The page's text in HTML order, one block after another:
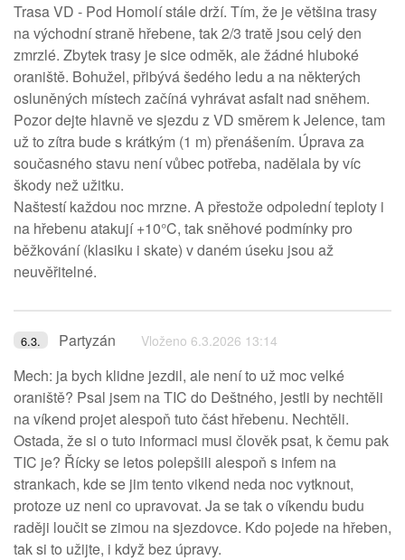
Trasa VD - Pod Homolí stále drží. Tím, že je většina trasy
na východní straně hřebene, tak 2/3 tratě jsou celý den
zmrzlé. Zbytek trasy je sice odměk, ale žádné hluboké
oraniště. Bohužel, přibývá šedého ledu a na některých
osluněných místech začíná vyhrávat asfalt nad sněhem.
Pozor dejte hlavně ve sjezdu z VD směrem k Jelence, tam
už to zítra bude s krátkým (1 m) přenášením. Úprava za
současného stavu není vůbec potřeba, nadělala by víc
škody než užitku.
Naštestí každou noc mrzne. A přestože odpolední teploty i
na hřebenu atakují +10°C, tak sněhové podmínky pro
běžkování (klasiku i skate) v daném úseku jsou až
neuvěřitelné.
6.3. Partyzán Vloženo 6.3.2026 13:14
Mech: ja bych klidne jezdil, ale není to už moc velké
oraniště? Psal jsem na TIC do Deštného, jestli by nechtěli
na víkend projet alespoň tuto část hřebenu. Nechtěli.
Ostada, že si o tuto informaci musi člověk psat, k čemu pak
TIC je? Řícky se letos polepšili alespoň s infem na
strankach, kde se jim tento vikend neda noc vytknout,
protoze uz neni co upravovat. Ja se tak o víkendu budu
raději loučit se zimou na sjezdovce. Kdo pojede na hřeben,
tak si to užijte, i když bez úpravy.